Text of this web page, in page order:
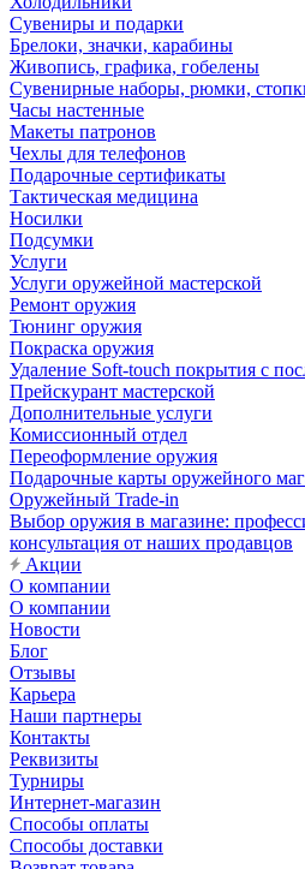
Сувениры и подарки
Брелоки, значки, карабины
Живопись, графика, гобелены
Сувенирные наборы, рюмки,
Часы настенные
Макеты патронов
Чехлы для телефонов
Подарочные сертификаты
Тактическая медицина
Носилки
Подсумки
Услуги
Услуги оружейной мастерской
Ремонт оружия
Тюнинг оружия
Покраска оружия
Удаление Soft-touch покрытия с
Прейскурант мастерской
Дополнительные услуги
Комиссионный отдел
Переоформление оружия
Подарочные карты оружейного
Оружейный Trade-in
Выбор оружия в магазине:
консультация от наших продавцов
Акции
О компании
О компании
Новости
Блог
Отзывы
Карьера
Наши партнеры
Контакты
Реквизиты
Турниры
Интернет-магазин
Способы оплаты
Способы доставки